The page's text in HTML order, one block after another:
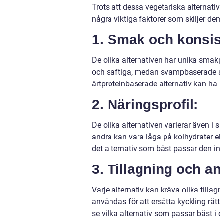
Trots att dessa vegetariska
några viktiga faktorer som skiljer
1. Smak och
De olika alternativen har unika
och saftiga, medan svampbaserade
ärtproteinbaserade alternativ kan
2. Näringsprofil:
De olika alternativen varierar även i
andra kan vara låga på kolhydrater
det alternativ som bäst passar den
3. Tillagning och
Varje alternativ kan kräva olika
användas för att ersätta kyckling
se vilka alternativ som passar bäst i